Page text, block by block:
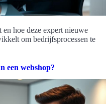
hoe deze expert nieuwe
om bedrijfsprocessen te
een webshop?